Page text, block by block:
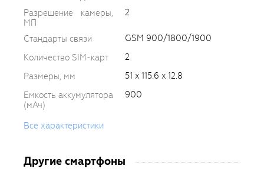
Разрешение камеры,
МП
2
Стандарты связи
GSM 900/1800/1900
Количество SIM-карт
2
Размеры, мм
51 x 115.6 x 12.8
Емкость аккумулятора
(мАч)
900
Все характеристики
Другие смартфоны